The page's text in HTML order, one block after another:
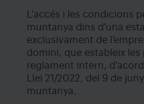
L'accés i les condicions
muntanya dins d'una
exclusivament de
domini, que estableix les
reglament intern,
Llei 21/2022, del 9 de
muntanya.